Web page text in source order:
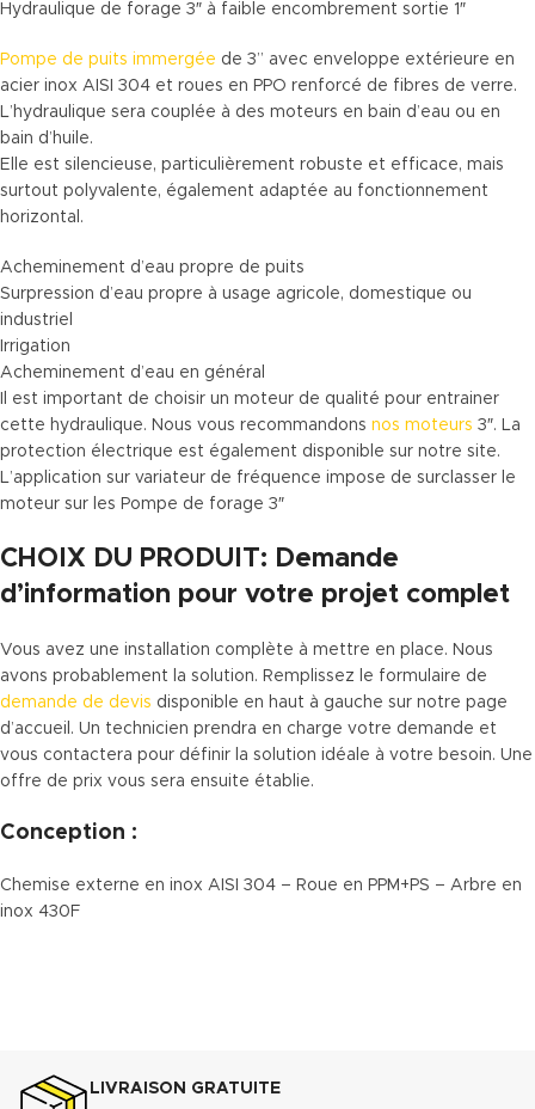
Hydraulique de forage 3″ à faible encombrement sortie 1″
Pompe de puits immergée de 3” avec enveloppe extérieure en
acier inox AISI 304 et roues en PPO renforcé de fibres de verre.
L’hydraulique sera couplée à des moteurs en bain d’eau ou en
bain d’huile.
Elle est silencieuse, particulièrement robuste et efficace, mais
surtout polyvalente, également adaptée au fonctionnement
horizontal.
Acheminement d’eau propre de puits
Surpression d’eau propre à usage agricole, domestique ou
industriel
Irrigation
Acheminement d’eau en général
Il est important de choisir un moteur de qualité pour entrainer
cette hydraulique. Nous vous recommandons nos moteurs 3″. La
protection électrique est également disponible sur notre site.
L’application sur variateur de fréquence impose de surclasser le
moteur sur les Pompe de forage 3″
CHOIX DU PRODUIT: Demande
d’information pour votre projet complet
Vous avez une installation complète à mettre en place. Nous
avons probablement la solution. Remplissez le formulaire de
demande de devis disponible en haut à gauche sur notre page
d’accueil. Un technicien prendra en charge votre demande et
vous contactera pour définir la solution idéale à votre besoin. Une
offre de prix vous sera ensuite établie.
Conception :
Chemise externe en inox AISI 304 – Roue en PPM+PS – Arbre en
inox 430F
LIVRAISON GRATUITE